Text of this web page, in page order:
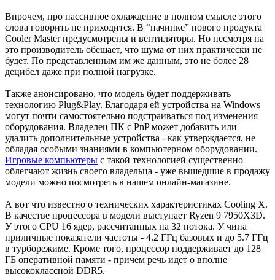
Впрочем, про пассивное охлаждение в полном смысле этого
слова говорить не приходится. В “начинке” нового продукта
Cooler Master предусмотрены и вентиляторы. Но несмотря на
это производитель обещает, что шума от них практически не
будет. По представленным им же данным, это не более 28
децибел даже при полной нагрузке.
Также анонсировано, что модель будет поддерживать
технологию Plug&Play. Благодаря ей устройства на Windows
могут почти самостоятельно подстраиваться под изменения
оборудования. Владелец ПК с PnP может добавить или
удалить дополнительные устройства - как утверждается, не
обладая особыми знаниями в компьютерном оборудовании.
Игровые компьютеры с такой технологией существенно
облегчают жизнь своего владельца - уже вышедшие в продажу
модели можно посмотреть в нашем онлайн-магазине.
А вот что известно о технических характеристиках Cooling X.
В качестве процессора в модели выступает Ryzen 9 7950X3D.
У этого CPU 16 ядер, рассчитанных на 32 потока. У чипа
приличные показатели частоты - 4.2 ГГц базовых и до 5.7 ГГц
в турборежиме. Кроме того, процессор поддерживает до 128
ГБ оперативной памяти - причем речь идет о вполне
высококлассной DDR5.